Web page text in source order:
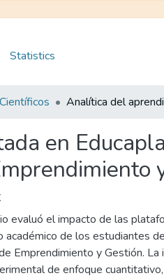
Statistics
en
evaluó el impacto de las
académico de los estudiantes
Emprendimiento y Gestión. La
de enfoque